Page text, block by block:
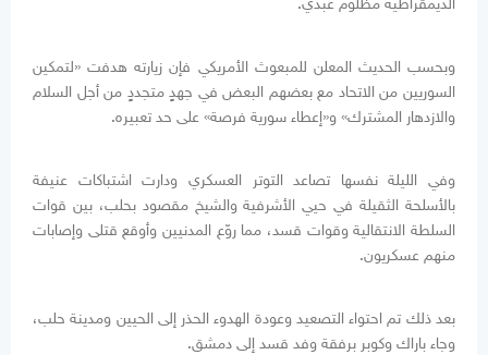
وبحسب الحديث المعلن للمبعوث الأمريكي فإن زيارته هدفت «لتمكين
السوريين من الاتحاد مع بعضهم البعض في جهدٍ متجددٍ من أجل السلام
والازدهار المشترك» و«إعطاء سورية فرصة» على حد تعبيره.
وفي الليلة نفسها تصاعد التوتر العسكري ودارت اشتباكات عنيفة
بالأسلحة الثقيلة في حيي الأشرفية والشيخ مقصود بحلب، بين قوات
السلطة الانتقالية وقوات قسد، مما روّع المدنيين وأوقع قتلى وإصابات
منهم عسكريون.
بعد ذلك تم احتواء التصعيد وعودة الهدوء الحذر إلى الحيين ومدينة حلب،
وجاء باراك وكوبر برفقة وفد قسد إلى دمشق.